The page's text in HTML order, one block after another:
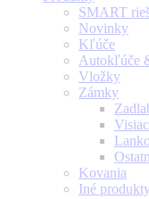
SMART
Novinky
Kľúče
Autokľúče
Vložky
Zámky
Kovania
Iné